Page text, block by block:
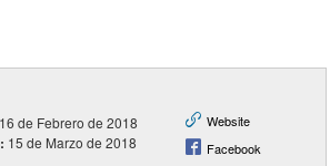
16 de Febrero de 2018
15 de Marzo de 2018
Website
Facebook